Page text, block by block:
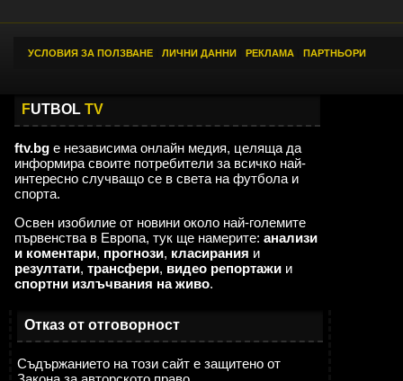
УСЛОВИЯ ЗА ПОЛЗВАНЕ ЛИЧНИ ДАННИ РЕКЛАМА ПАРТНЬОРИ
FUTBOL TV
ftv.bg е независима онлайн медия, целяща да
информира своите потребители за всичко най-
интересно случващо се в света на футбола и
спорта.
Освен изобилие от новини около най-големите
първенства в Европа, тук ще намерите: анализи
и коментари, прогнози, класирания и
резултати, трансфери, видео репортажи и
спортни излъчвания на живо.
Отказ от отговорност
Съдържанието на този сайт е защитено от